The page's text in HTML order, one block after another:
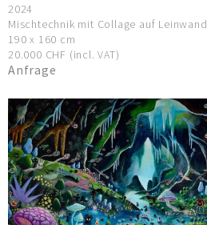
2024
Mischtechnik mit Collage auf Leinwand
190 x 160 cm
20.000 CHF (incl. VAT)
Anfrage